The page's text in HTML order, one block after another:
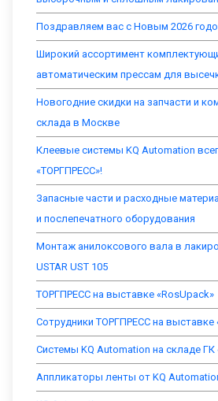
Поздравляем вас с Новым 2026
Широкий ассортимент
автоматическим прессам для
Новогодние скидки на запчасти и
склада в Москве
Клеевые системы KQ Automation
«ТОРГПРЕСС»!
Запасные части и расходные
и послепечатного оборудования
Монтаж анилоксового вала в
USTAR UST 105
ТОРГПРЕСС на выставке «RosUpack»
Сотрудники ТОРГПРЕСС на выставке
Системы KQ Automation на складе
Аппликаторы ленты от KQ